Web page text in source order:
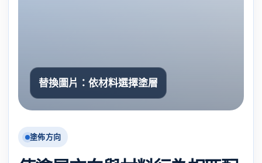
替換圖片：依材料選擇塗層
塗佈方向